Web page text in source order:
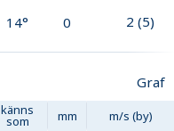
14° 0 2 (5)
Graf
känns
som mm m/s (by)